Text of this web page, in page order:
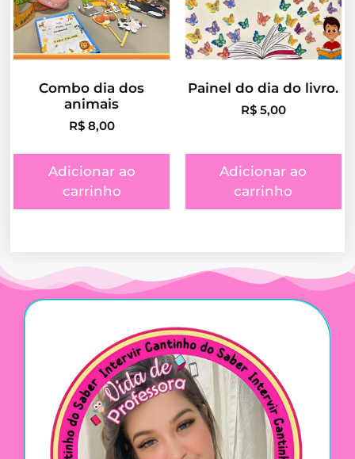
Combo dia dos
animais
R$8,00
Adicionar ao
carrinho
Painel do dia do livro.
R$5,00
Adicionar ao
carrinho